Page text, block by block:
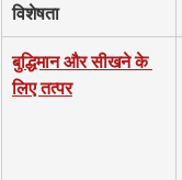
विशेषता
बुद्धिमान और सीखने के
लिए तत्पर